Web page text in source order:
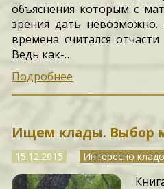
объяснения которым с
зрения дать
времена считался
Ведь как-…
Подробнее
Ищем клады. Выбор
15.12.2015 Интересно